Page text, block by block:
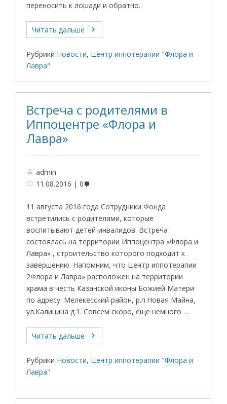
переносить к лошади и обратно.
Читать дальше
Рубрики Новости, Центр иппотерапии "Флора и
Лавра"
Встреча с родителями в
Иппоцентре «Флора и
Лавра»
admin
11.08.2016
0
11 августа 2016 года Сотрудники Фонда
встретились с родителями, которые
воспитывают детей-инвалидов. Встреча
состоялась на территории Иппоцентра «Флора и
Лавра» , строительство которого подходит к
завершению. Напомним, что Центр иппотерапии
2Флора и Лавра» расположен на территории
храма в честь Казанской иконы Божией Матери
по адресу: Мелекесский район, р.п.Новая Майна,
ул.Калинина д.1. Совсем скоро, еще немного …
Читать дальше
Рубрики Новости, Центр иппотерапии "Флора и
Лавра"